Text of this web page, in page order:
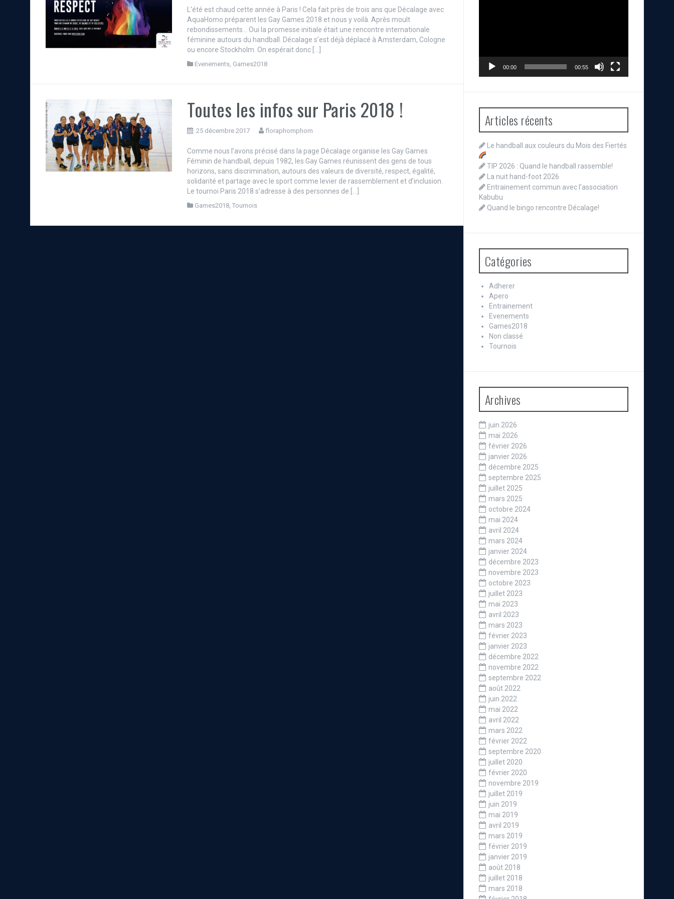
L’été est chaud cette année à Paris ! Cela fait près de trois ans que Décalage avec
AquaHomo préparent les Gay Games 2018 et nous y voilà. Après moult
rebondissements… Oui la promesse initiale était une rencontre internationale
féminine autours du handball. Décalage s’est déjà déplacé à Amsterdam, Cologne
ou encore Stockholm. On espérait donc […]
Evenements, Games2018
Toutes les infos sur Paris 2018 !
25 décembre 2017 floraphomphom
Comme nous l’avons précisé dans la page Décalage organise les Gay Games
Féminin de handball, depuis 1982, les Gay Games réunissent des gens de tous
horizons, sans discrimination, autours des valeurs de diversité, respect, égalité,
solidarité et partage avec le sport comme levier de rassemblement et d’inclusion.
Le tournoi Paris 2018 s’adresse à des personnes de […]
Games2018,Tournois
00:00 00:55
Articles récents
Le handball aux couleurs du Mois des Fiertés
TIP 2026 : Quand le handball rassemble!
La nuit hand-foot 2026
Entrainement commun avec l’association
Kabubu
Quand le bingo rencontre Décalage!
Catégories
Adherer
Apero
Entrainement
Evenements
Games2018
Non classé
Tournois
Archives
juin 2026
mai 2026
février 2026
janvier 2026
décembre 2025
septembre 2025
juillet 2025
mars 2025
octobre 2024
mai 2024
avril 2024
mars 2024
janvier 2024
décembre 2023
novembre 2023
octobre 2023
juillet 2023
mai 2023
avril 2023
mars 2023
février 2023
janvier 2023
décembre 2022
novembre 2022
septembre 2022
août 2022
juin 2022
mai 2022
avril 2022
mars 2022
février 2022
septembre 2020
juillet 2020
février 2020
novembre 2019
juillet 2019
juin 2019
mai 2019
avril 2019
mars 2019
février 2019
janvier 2019
août 2018
juillet 2018
mars 2018